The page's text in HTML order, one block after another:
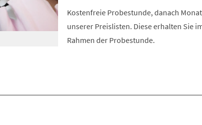
Kostenfreie Probestunde, danach
unserer Preislisten. Diese erhalten Sie
Rahmen der Probestunde.